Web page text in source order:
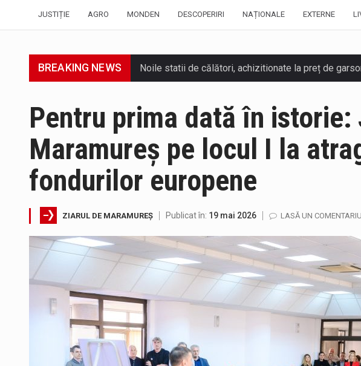
JUSTIȚIE AGRO MONDEN DESCOPERIRI NAȚIONALE EXTERNE
BREAKING NEWS
În acest sfârșit de săptămână, jandarmii
Directorul OCPI Maramures, Daniela-Onița Ivascu,
Testarea independentă a sistemului e-Terra,
Vremea va fi caniculară. Disconfortul termic va fi
Proiectul de lege privind Strategia națională
Pe scurt. Statuia lui PINTEA VITEAZU din fața
Pentru prima dată în istorie:
Maramureș pe locul I la
fondurilor europene
ZIARUL DE MARAMUREȘ Publicat în: 19 mai 2026 LASĂ UN COMENTARIU